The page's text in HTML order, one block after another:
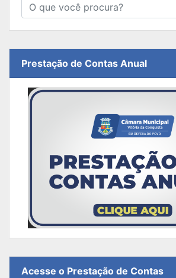
Prestação de Contas Anual
Acesse o Prestação de Contas